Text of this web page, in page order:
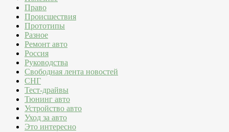
Право
Происшествия
Прототипы
Разное
Ремонт авто
Россия
Руководства
Свободная лента новостей
СНГ
Тест-драйвы
Тюнинг авто
Устройство авто
Уход за авто
Это интересно